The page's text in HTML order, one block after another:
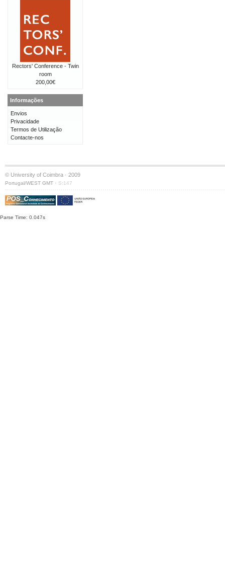
Rectors' Conference - Twin
room
200,00€
Informações
Envios
Privacidade
Termos de Utilização
Contacte-nos
© University of Coimbra · 2009
Portugal/WEST GMT · S:147
Parse Time: 0.047s